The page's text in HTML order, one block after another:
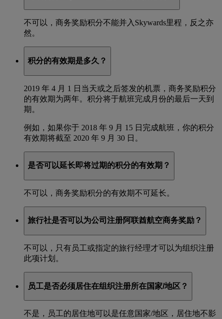
不可以，商务奖励积分不能并入Skywards里程，反之亦
然。
积分的有效期是多久？
2019 年 4 月 1 日当天或之后签发的机票，商务奖励积分
的有效期为两年。积分将于航班完成月份的最后一天到
期。
例如，如果你于 2018 年 9 月 15 日完成航班，你的积分
有效期将截至 2020 年 9 月 30 日。
是否可以延长即将过期的积分的有效期？
不可以，商务奖励积分的有效期不可延长。
旅行社是否可以为公司注册阿联酋航空商务奖励？
不可以，只有员工或指定的旅行经理才可以为组织注册
此项计划。
员工是否必须居住在组织注册所在国家/地区？
不是，员工的居住地可以是任意国家/地区，居住地不影